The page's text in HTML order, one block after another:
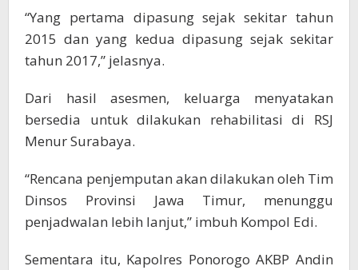
“Yang pertama dipasung sejak sekitar tahun
2015 dan yang kedua dipasung sejak sekitar
tahun 2017,” jelasnya.
Dari hasil asesmen, keluarga menyatakan
bersedia untuk dilakukan rehabilitasi di RSJ
Menur Surabaya.
“Rencana penjemputan akan dilakukan oleh Tim
Dinsos Provinsi Jawa Timur, menunggu
penjadwalan lebih lanjut,” imbuh Kompol Edi.
Sementara itu, Kapolres Ponorogo AKBP Andin